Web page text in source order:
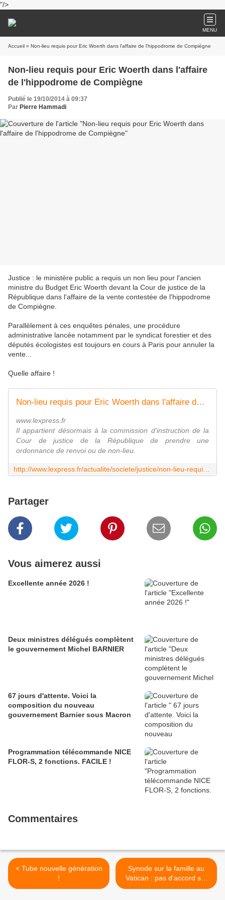
"/>
MENU
Accueil » Non-lieu requis pour Eric Woerth dans l'affaire de l'hippodrome de Compiègne
Non-lieu requis pour Eric Woerth dans l'affaire
de l'hippodrome de Compiègne
Publié le 19/10/2014 à 09:37
Par Pierre Hammadi
Justice : le ministère public a requis un non lieu pour l'ancien
ministre du Budget Eric Woerth devant la Cour de justice de la
République dans l'affaire de la vente contestée de l'hippodrome
de Compiègne.
Parallèlement à ces enquêtes pénales, une procédure
administrative lancée notamment par le syndicat forestier et des
députés écologistes est toujours en cours à Paris pour annuler la
vente...
Quelle affaire !
Non-lieu requis pour Eric Woerth dans l'affaire de l'hippodrome de Compiègne
www.lexpress.fr
Il appartient désormais à la commission d'instruction de la
Cour de justice de la République de prendre une
ordonnance de renvoi ou de non-lieu.
Partager
Vous aimerez aussi
Excellente année 2026 !
Deux ministres délégués complètent
le gouvernement Michel BARNIER
67 jours d'attente. Voici la
composition du nouveau
gouvernement Barnier sous Macron
Programmation télécommande NICE
FLOR-S, 2 fonctions. FACILE !
Commentaires
< Tube nouvelle génération
!
Synode sur la famille au
Vatican : pas d'accord sur
les divorcés et les